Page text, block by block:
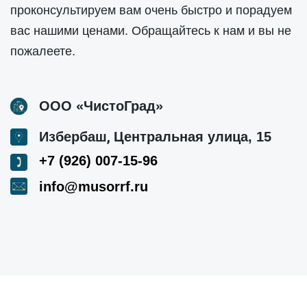
проконсультируем вам очень быстро и порадуем
вас нашими ценами. Обращайтесь к нам и вы не
пожалеете.
ООО «ЧистоГрад»
Избербаш, Центральная улица, 15
+7 (926) 007-15-96
info@musorrf.ru